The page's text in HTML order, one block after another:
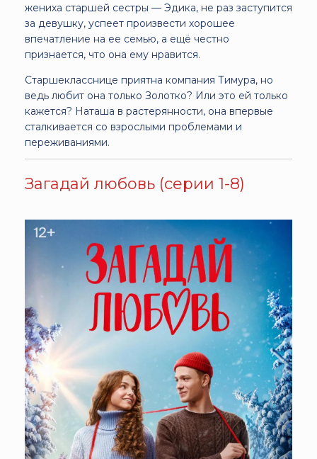
жениха старшей сестры — Эдика, не раз заступится
за девушку, успеет произвести хорошее
впечатление на ее семью, а ещё честно
признается, что она ему нравится.
Старшекласснице приятна компания Тимура, но
ведь любит она только Золотко? Или это ей только
кажется? Наташа в растерянности, она впервые
сталкивается со взрослыми проблемами и
переживаниями.
Загадай любовь (серии 1-8)